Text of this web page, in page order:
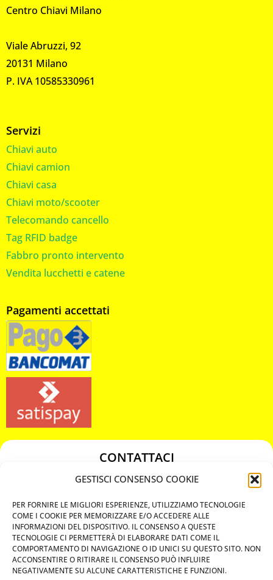
GESTISCI CONSENSO COOKIE
PER FORNIRE LE MIGLIORI ESPERIENZE, UTILIZZIAMO TECNOLOGIE
COME I COOKIE PER MEMORIZZARE E/O ACCEDERE ALLE
INFORMAZIONI DEL DISPOSITIVO. IL CONSENSO A QUESTE
TECNOLOGIE CI PERMETTERÀ DI ELABORARE DATI COME IL
COMPORTAMENTO DI NAVIGAZIONE O ID UNICI SU QUESTO SITO. NON
ACCONSENTIRE O RITIRARE IL CONSENSO PUÒ INFLUIRE
NEGATIVAMENTE SU ALCUNE CARATTERISTICHE E FUNZIONI.
Centro Chiavi Milano
Viale Abruzzi, 92
20131 Milano
P. IVA 10585330961
Servizi
Chiavi auto
Chiavi camion
Chiavi casa
Chiavi moto/scooter
Telecomando cancello
Tag RFID badge
Fabbro pronto intervento
Vendita lucchetti e catene
Pagamenti accettati
CONTATTACI
349 3863811
chiavicodificate@gmail.com
Privacy Policy
Cookie Policy